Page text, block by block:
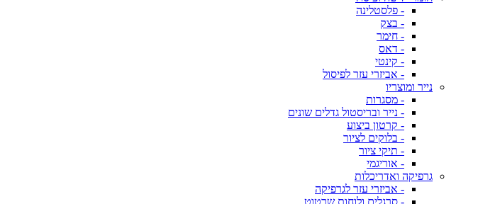
- פלסטלינה
- בצק
- חימר
- דאס
- קינטי
- אביזרי עזר לפיסול
נייר ומוצריו
- מסגרות
- נייר ובריסטול גדלים שונים
- קרטון ביצוע
- בלוקים לציור
- תיקי ציור
- אוריגמי
גרפיקה ואדריכלות
- אביזרי עזר לגרפיקה
- סרגלים ולוחות שרטוט